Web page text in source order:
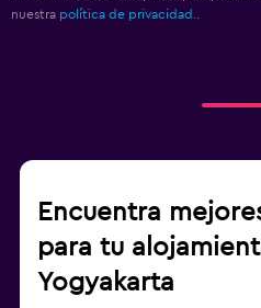
nuestra política de privacidad.
Encuentra
para tu
Yogyakarta